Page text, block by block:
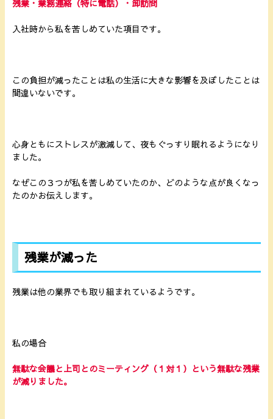
残業・業務連絡（特に電話）・卸訪問
入社時から私を苦しめていた項目です。
この負担が減ったことは私の生活に大きな影響を及ぼしたことは
間違いないです。
心身ともにストレスが激減して、夜もぐっすり眠れるようになり
ました。
なぜこの３つが私を苦しめていたのか、どのような点が良くなっ
たのかお伝えします。
残業が減った
残業は他の業界でも取り組まれているようです。
私の場合
無駄な会議と上司とのミーティング（１対１）という無駄な残業
が減りました。